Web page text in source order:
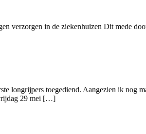
verzorgen in de ziekenhuizen Dit mede
longrijpers toegediend. Aangezien ik nog
29 mei […]